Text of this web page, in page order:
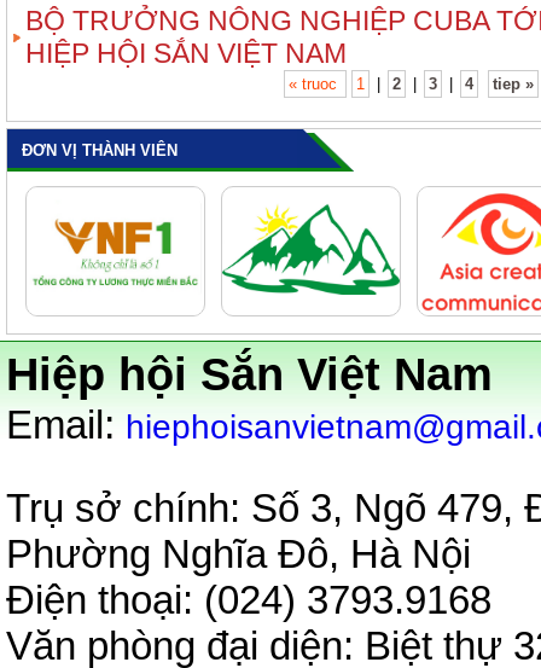
BỘ TRƯỞNG NÔNG NGHIỆP CUBA
HIỆP HỘI SẮN VIỆT NAM
« truoc 1 2 3 4 tiep »
ĐƠN VỊ THÀNH VIÊN
Hiệp hội Sắn Việt Nam
Email:
Trụ sở chính: Số 3, Ngõ 479,
Phường Nghĩa Đô, Hà Nội
Điện thoại: (024)
Văn phòng đại diện: Biệt thự